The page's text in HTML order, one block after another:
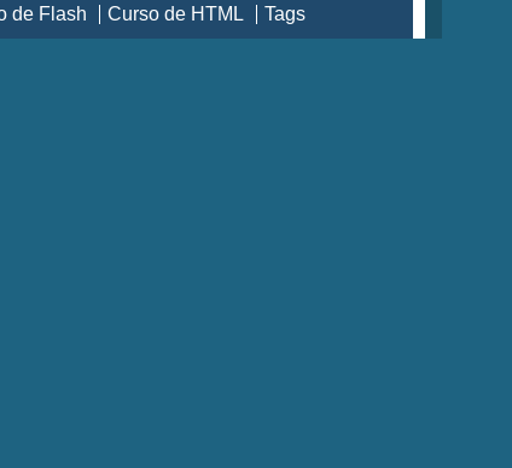
de Flash Curso de HTML Tags